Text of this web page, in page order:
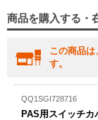
商品を購入する・
この商品
す。
QQ1SGI728716
PAS用スイッチカ